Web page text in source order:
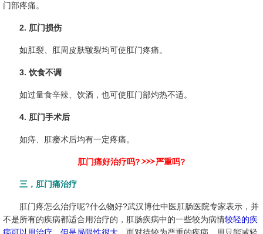
门部疼痛。
2. 肛门损伤
如肛裂、肛周皮肤皲裂均可使肛门疼痛。
3. 饮食不调
如过量食辛辣、饮酒，也可使肛门部灼热不适。
4. 肛门手术后
如痔、肛瘘术后均有一定疼痛。
肛门痛好治疗吗? 严重吗?
三，肛门痛治疗
肛门疼怎么治疗呢?什么物好?武汉博仕中医肛肠医院专家表示，并
不是所有的疾病都适合用治疗的，肛肠疾病中的一些较为病情较轻的疾